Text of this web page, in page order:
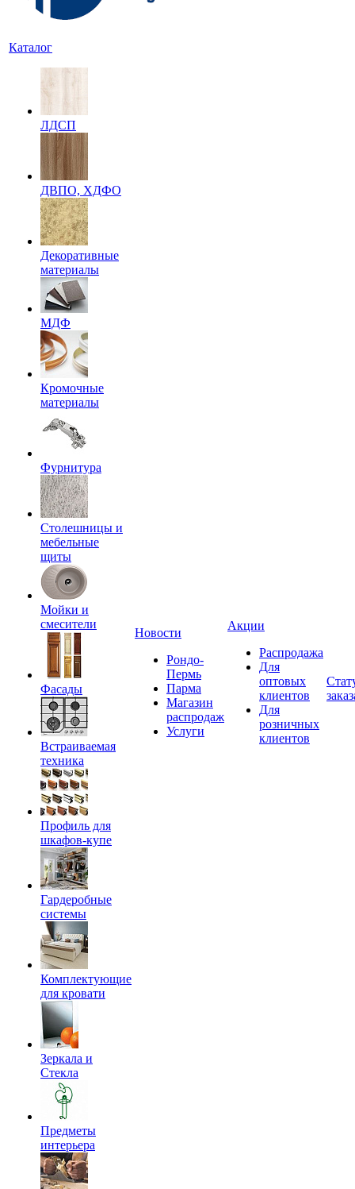
Каталог
ЛДСП
ДВПО, ХДФО
Декоративные
материалы
МДФ
Кромочные
материалы
Фурнитура
Столешницы и
мебельные
щиты
Мойки и
смесители
Фасады
Встраиваемая
техника
Профиль для
шкафов-купе
Гардеробные
системы
Комплектующие
для кровати
Зеркала и
Стекла
Предметы
интерьера
Новости
Рондо-
Пермь
Парма
Магазин
распродаж
Услуги
Акции
Распродажа
Для
оптовых
клиентов
Для
розничных
клиентов